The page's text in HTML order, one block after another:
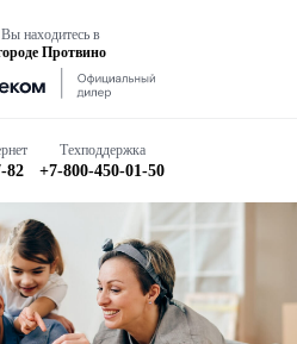
Вы находитесь в
Протвино
82
Техподдержка
+7-800-450-01-50